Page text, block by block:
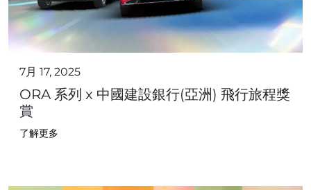
7月 17, 2025
ORA 系列 x 中國建設銀行(亞洲) 飛行旅程獎
賞
了解更多